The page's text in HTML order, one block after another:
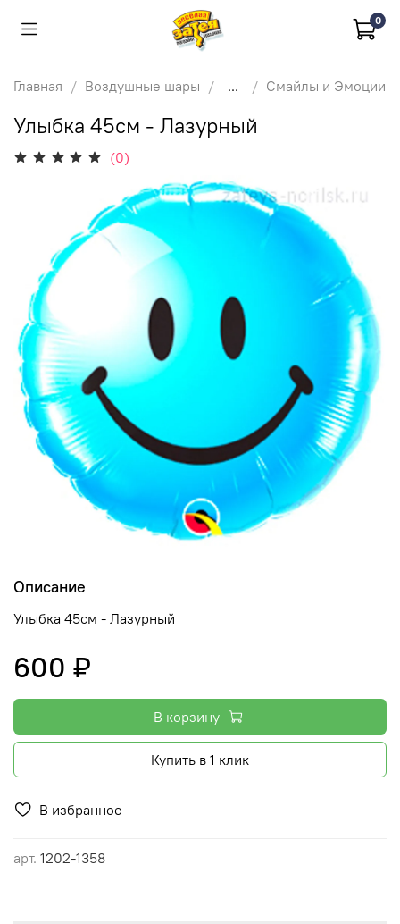
0
Главная Воздушные шары ... Смайлы и Эмоции
Улыбка 45см - Лазурный
(0)
В избранное
арт. 1202-1358
Описание
Улыбка 45см - Лазурный
600 ₽
В корзину
Купить в 1 клик